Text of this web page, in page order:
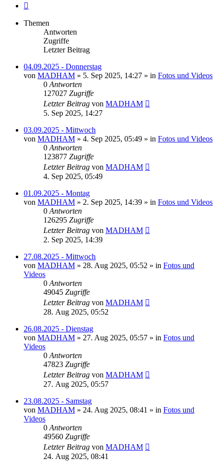
Themen
Antworten
Zugriffe
Letzter Beitrag
04.09.2025 - Donnerstag
von MADHAM » 5. Sep 2025, 14:27 » in Fotos und Videos
0 Antworten
127027 Zugriffe
Letzter Beitrag von MADHAM
5. Sep 2025, 14:27
03.09.2025 - Mittwoch
von MADHAM » 4. Sep 2025, 05:49 » in Fotos und Videos
0 Antworten
123877 Zugriffe
Letzter Beitrag von MADHAM
4. Sep 2025, 05:49
01.09.2025 - Montag
von MADHAM » 2. Sep 2025, 14:39 » in Fotos und Videos
0 Antworten
126295 Zugriffe
Letzter Beitrag von MADHAM
2. Sep 2025, 14:39
27.08.2025 - Mittwoch
von MADHAM » 28. Aug 2025, 05:52 » in Fotos und
Videos
0 Antworten
49045 Zugriffe
Letzter Beitrag von MADHAM
28. Aug 2025, 05:52
26.08.2025 - Dienstag
von MADHAM » 27. Aug 2025, 05:57 » in Fotos und
Videos
0 Antworten
47823 Zugriffe
Letzter Beitrag von MADHAM
27. Aug 2025, 05:57
23.08.2025 - Samstag
von MADHAM » 24. Aug 2025, 08:41 » in Fotos und
Videos
0 Antworten
49560 Zugriffe
Letzter Beitrag von MADHAM
24. Aug 2025, 08:41